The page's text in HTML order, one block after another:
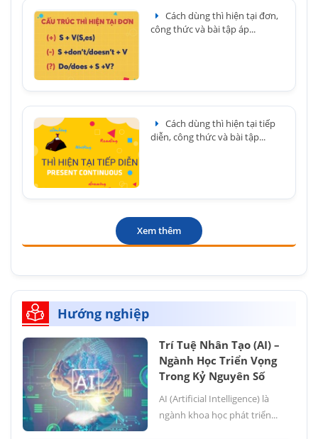
Cách dùng thì hiện tại đơn,
công thức và bài tập áp...
Cách dùng thì hiện tại tiếp
diễn, công thức và bài tập...
Xem thêm
Hướng nghiệp
Trí Tuệ Nhân Tạo (AI) –
Ngành Học Triển Vọng
Trong Kỷ Nguyên Số
AI (Artificial Intelligence) là
ngành khoa học phát triển...